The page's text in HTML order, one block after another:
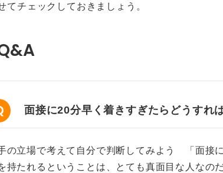
てチェックしておきましょう。
面接に20分早く着きすぎたらどうすれ
の立場で考えて自分で判断してみよう 「面接
持たれるということは、とても真面目な人なの